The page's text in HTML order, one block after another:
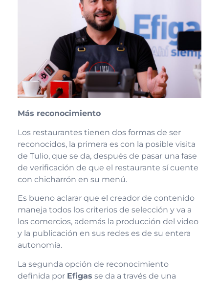
Más reconocimiento
Los restaurantes tienen dos formas de ser
reconocidos, la primera es con la posible visita
de Tulio, que se da, después de pasar una fase
de verificación de que el restaurante sí cuente
con chicharrón en su menú.
Es bueno aclarar que el creador de contenido
maneja todos los criterios de selección y va a
los comercios, además la producción del video
y la publicación en sus redes es de su entera
autonomía.
La segunda opción de reconocimiento
definida por Efigas se da a través de una